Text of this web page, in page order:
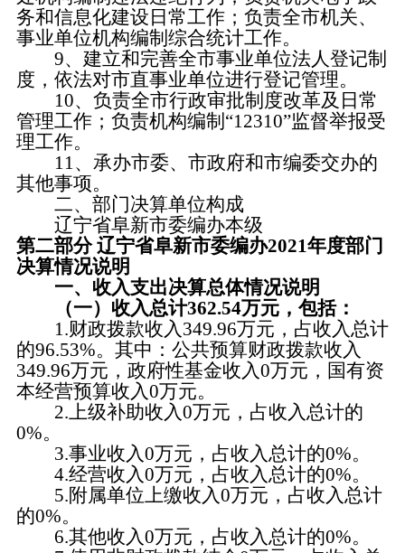
务和信息化建设日常工作；负责全市机关、
事业单位机构编制综合统计工作。
9、建立和完善全市事业单位法人登记制
度，依法对市直事业单位进行登记管理。
10、负责全市行政审批制度改革及日常
管理工作；负责机构编制“12310”监督举报受
理工作。
11、承办市委、市政府和市编委交办的
其他事项。
二、部门决算单位构成
辽宁省阜新市委编办本级
第二部分 辽宁省阜新市委编办2021年度部门
决算情况说明
一、收入支出决算总体情况说明
（一）收入总计362.54万元，包括：
1.财政拨款收入349.96万元，占收入总计
的96.53%。其中：公共预算财政拨款收入
349.96万元，政府性基金收入0万元，国有资
本经营预算收入0万元。
2.上级补助收入0万元，占收入总计的
0%。
3.事业收入0万元，占收入总计的0%。
4.经营收入0万元，占收入总计的0%。
5.附属单位上缴收入0万元，占收入总计
的0%。
6.其他收入0万元，占收入总计的0%。